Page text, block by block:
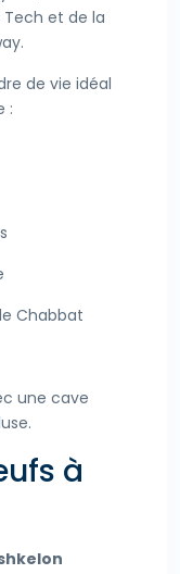
et de la
de vie idéal
:
Chabbat
une cave
à